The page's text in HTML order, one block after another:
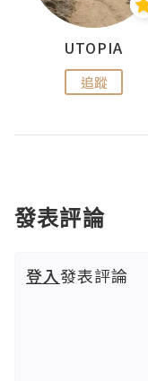
UTOPIA
追蹤
發表評論
登入發表評論